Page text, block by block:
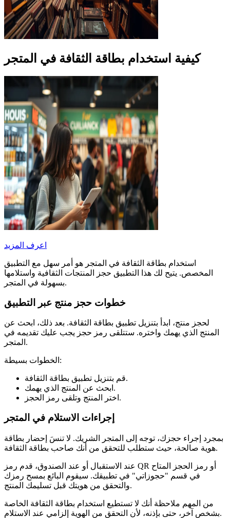
كيفية استخدام بطاقة الثقافة في المتجر
اعرف المزيد
استخدام بطاقة الثقافة في المتجر هو أمر سهل مع التطبيق
المخصص. يتيح لك هذا التطبيق حجز المنتجات الثقافية واستلامها
بسهولة في المتجر.
خطوات حجز منتج عبر التطبيق
لحجز منتج، ابدأ بتنزيل تطبيق بطاقة الثقافة. بعد ذلك، ابحث عن
المنتج الذي يهمك واختره. ستتلقى رمز حجز يجب عليك تقديمه في
المتجر.
الخطوات بسيطة:
قم بتنزيل تطبيق بطاقة الثقافة.
ابحث عن المنتج الذي يهمك.
اختر المنتج وتلقى رمز الحجز.
إجراءات الاستلام في المتجر
بمجرد إجراء حجزك، توجه إلى المتجر الشريك. لا تنسَ إحضار بطاقة
هوية صالحة، حيث ستطلب للتحقق من أنك صاحب بطاقة الثقافة.
عند الاستقبال أو عند الصندوق، قدم رمز QR أو رمز الحجز المتاح
في قسم "حجوزاتي" في تطبيقك. سيقوم البائع بمسح رمزك
والتحقق من هويتك قبل تسليمك المنتج.
من المهم ملاحظة أنك لا تستطيع استخدام بطاقة الثقافة الخاصة
بشخص آخر، حتى بإذنه، لأن التحقق من الهوية إلزامي عند الاستلام.